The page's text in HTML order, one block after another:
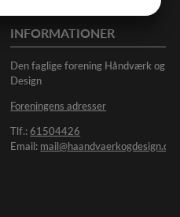
INFORMATIONER
Den faglige forening Håndværk og
Design
Foreningens adresser
Tlf.:61504426
Email: mail@haandvaerkogdesign.dk
STATISTIK